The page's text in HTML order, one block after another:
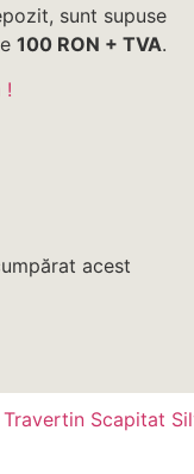
sunt supuse
100 RON + TVA.
!
acest